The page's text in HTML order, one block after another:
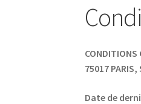
CONDITIONS
75017 PARIS,
Date de